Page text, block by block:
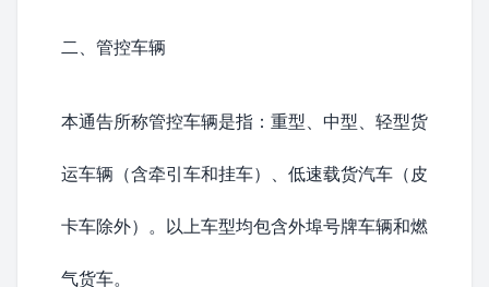
二、管控车辆
本通告所称管控车辆是指：重型、中型、轻型货
运车辆（含牵引车和挂车）、低速载货汽车 （皮
卡车除外）。以上车型均包含外埠号牌车辆和燃
气货车。